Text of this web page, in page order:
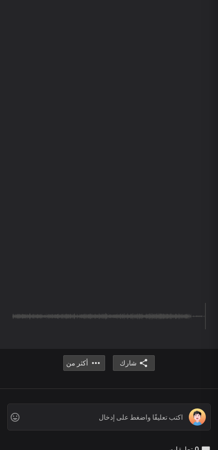
شارك أكثر من